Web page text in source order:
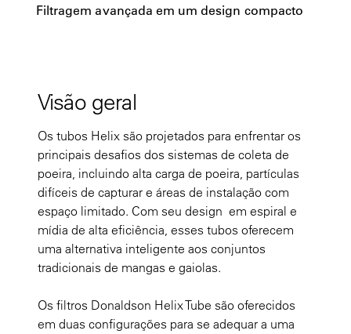
Filtragem avançada em um design compacto
Visão geral
Os tubos Helix são projetados para enfrentar os
principais desafios dos sistemas de coleta de
poeira, incluindo alta carga de poeira, partículas
difíceis de capturar e áreas de instalação com
espaço limitado. Com seu design em espiral e
mídia de alta eficiência, esses tubos oferecem
uma alternativa inteligente aos conjuntos
tradicionais de mangas e gaiolas.
Os filtros Donaldson Helix Tube são oferecidos
em duas configurações para se adequar a uma